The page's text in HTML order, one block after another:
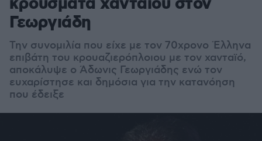
κρούσματα χανταϊού στον
Γεωργιάδη
Την συνομιλία που είχε με τον 70χρονο Έλληνα
επιβάτη του κρουαζιερόπλοιου με τον χανταϊό,
αποκάλυψε ο Άδωνις Γεωργιάδης ενώ τον
ευχαρίστησε και δημόσια για την κατανόηση
που έδειξε